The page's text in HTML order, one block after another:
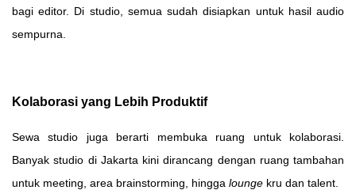
bagi editor. Di studio, semua sudah disiapkan untuk hasil audio
sempurna.
Kolaborasi yang Lebih Produktif
Sewa studio juga berarti membuka ruang untuk kolaborasi.
Banyak studio di Jakarta kini dirancang dengan ruang tambahan
untuk meeting, area brainstorming, hingga lounge kru dan talent.